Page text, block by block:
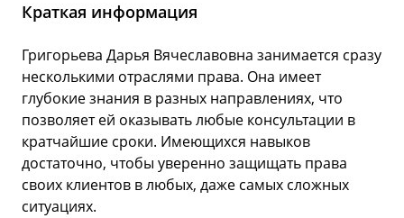
Краткая информация
Григорьева Дарья Вячеславовна занимается сразу
несколькими отраслями права. Она имеет
глубокие знания в разных направлениях, что
позволяет ей оказывать любые консультации в
кратчайшие сроки. Имеющихся навыков
достаточно, чтобы уверенно защищать права
своих клиентов в любых, даже самых сложных
ситуациях.